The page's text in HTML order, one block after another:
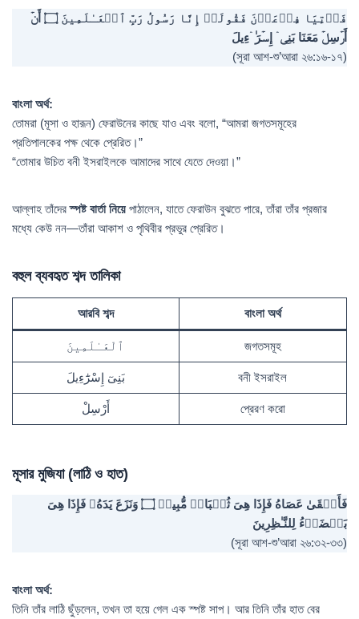
فَأۡتِیَا فِرۡعَوۡنَ فَقُولَاۤ إِنَّا رَسُولُ رَبِّ ٱلۡعَـٰلَمِینَ ۝ أَنۡ
أَرۡسِلۡ مَعَنَا بَنِیۤ إِسۡرَ ٰ⁠ۤءِیلَ
(সূরা আশ-শু’আরা ২৬:১৬-১৭)
বাংলা অর্থ:
তোমরা (মূসা ও হারূন) ফেরাউনের কাছে যাও এবং বলো, “আমরা জগতসমূহের
প্রতিপালকের পক্ষ থেকে প্রেরিত।”
“তোমার উচিত বনী ইসরাইলকে আমাদের সাথে যেতে দেওয়া।”
আল্লাহ তাঁদেরস্পষ্ট বার্তা নিয়েপাঠালেন, যাতে ফেরাউন বুঝতে পারে, তাঁরা তাঁর প্রজার
মধ্যে কেউ নন—তাঁরা আকাশ ও পৃথিবীর প্রভুর প্রেরিত।
বহুল ব্যবহৃত শব্দ তালিকা
আরবি শব্দ বাংলা অর্থ
ٱلْعَـٰلَمِينَ জগতসমূহ
بَنِىٓ إِسْرَٰٓءِيلَ বনী ইসরাইল
أَرْسِلْ প্রেরণ করো
মূসার মুজিযা (লাঠি ও হাত)
فَأَلۡقَىٰ عَصَاهُ فَإِذَا هِیَ ثُعۡبَانࣱ مُّبِینࣱ ۝ وَنَزَعَ یَدَهُۥ فَإِذَا هِیَ
بَیۡضَاۤءُ لِلنَّـٰظِرِینَ
(সূরা আশ-শু’আরা ২৬:৩২-৩৩)
বাংলা অর্থ:
তিনি তাঁর লাঠি ছুঁড়লেন, তখন তা হয়ে গেল এক স্পষ্ট সাপ। আর তিনি তাঁর হাত বের